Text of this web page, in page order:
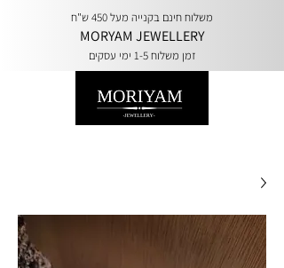
משלוח חינם בקנייה מעל 450 ש"ח
MORYAM JEWELLERY
זמן משלוח 1-5 ימי עסקים